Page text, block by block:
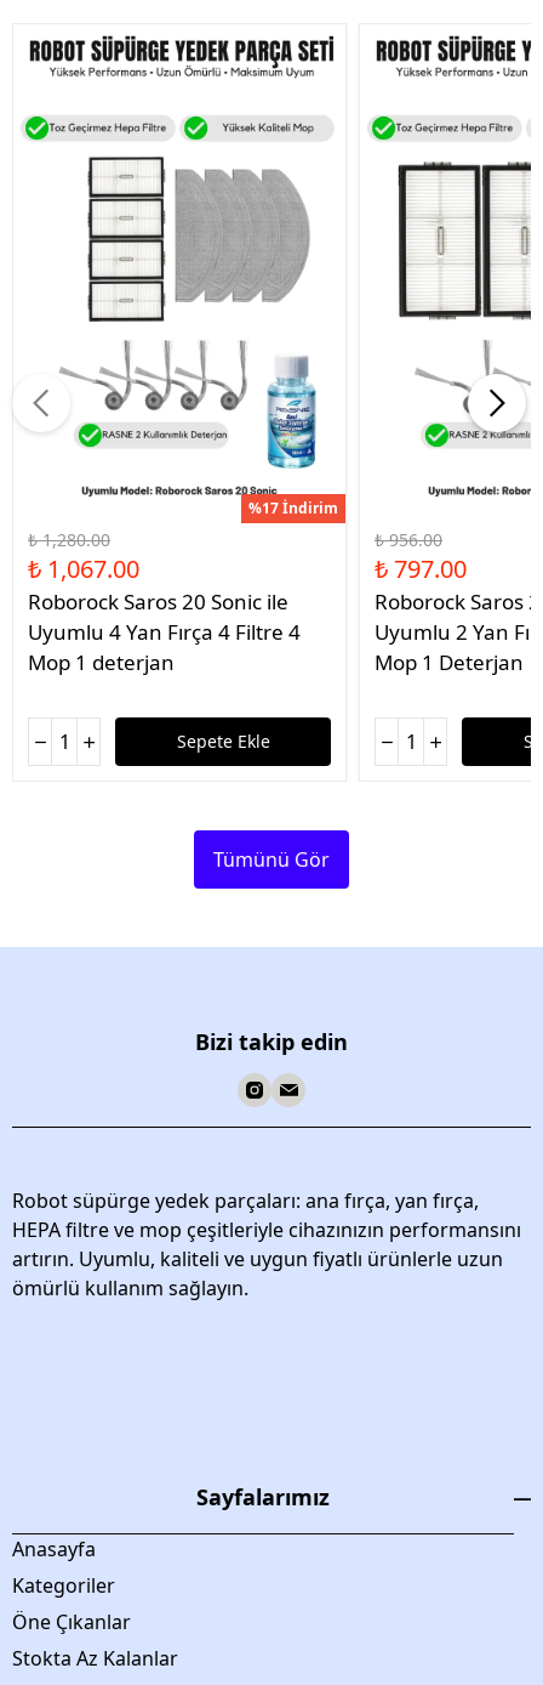
%17 İndirim
₺ 1,280.00
₺ 1,067.00
Roborock Saros 20 Sonic ile
Uyumlu 4 Yan Fırça 4 Filtre 4
Mop 1 deterjan
Sepete Ekle
₺ 956.00
₺ 797.00
Roborock Saros
Uyumlu 2 Yan
Mop 1 Deterjan
Tümünü Gör
Bizi takip edin
Robot süpürge yedek parçaları: ana fırça, yan fırça,
HEPA filtre ve mop çeşitleriyle cihazınızın performansını
artırın. Uyumlu, kaliteli ve uygun fiyatlı ürünlerle uzun
ömürlü kullanım sağlayın.
Sayfalarımız
Anasayfa
Kategoriler
Öne Çıkanlar
Stokta Az Kalanlar